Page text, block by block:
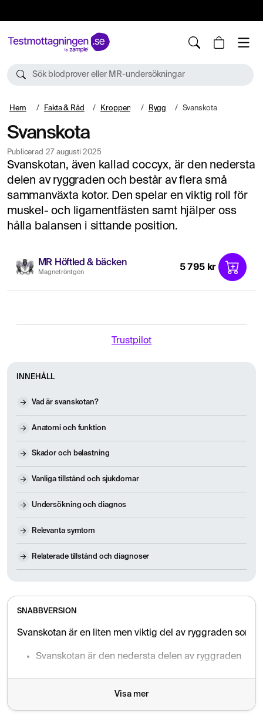
Sök blodprover eller MR-undersökningar
Hem Fakta & Råd Kroppen Rygg Svanskota
Svanskota
Publicerad 27 augusti 2025
Svanskotan, även kallad coccyx, är den nedersta
delen av ryggraden och består av flera små
sammanväxta kotor. Den spelar en viktig roll för
muskel- och ligamentfästen samt hjälper oss
hålla balansen i sittande position.
MR Höftled & bäcken
Magnetröntgen 5 795 kr
Trustpilot
INNEHÅLL
Vad är svanskotan?
Anatomi och funktion
Skador och belastning
Vanliga tillstånd och sjukdomar
Undersökning och diagnos
Relevanta symtom
Relaterade tillstånd och diagnoser
SNABBVERSION
Svanskotan är en liten men viktig del av ryggraden som
Svanskotan är den nedersta delen av ryggraden
Fungerar som fäste för muskler och ligament
Skador uppstår ofta vid fall eller långvarigt sittande
Visa mer